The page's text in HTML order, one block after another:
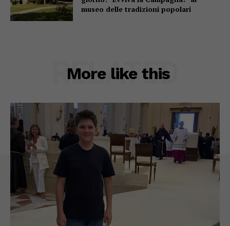
museo delle tradizioni popolari
More like this
RELATED